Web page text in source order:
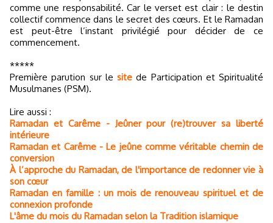
comme une responsabilité. Car le verset est clair : le destin
collectif commence dans le secret des cœurs. Et le Ramadan
est peut-être l’instant privilégié pour décider de ce
commencement.
*****
Première parution sur le site de Participation et Spiritualité
Musulmanes (PSM).
Lire aussi :
Ramadan et Carême - Jeûner pour (re)trouver sa liberté
intérieure
Ramadan et Carême - Le jeûne comme véritable chemin de
conversion
À l’approche du Ramadan, de l'importance de redonner vie à
son cœur
Ramadan en famille : un mois de renouveau spirituel et de
connexion profonde
L'âme du mois du Ramadan selon la Tradition islamique